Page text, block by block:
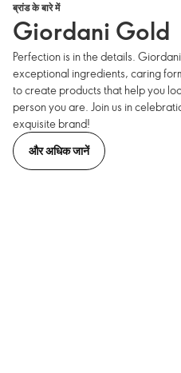
ब्रांड के बारे में
Giordani Gold
Perfection is in the details.
exceptional ingredients, caring
to create products that help you
person you are. Join us in
exquisite brand!
और अधिक जानें